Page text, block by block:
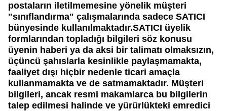
postaların iletilmemesine yönelik müşteri
"sınıflandırma" çalışmalarında sadece SATICI
bünyesinde kullanılmaktadır.SATICI üyelik
formlarından topladığı bilgileri söz konusu
üyenin haberi ya da aksi bir talimatı olmaksızın,
üçüncü şahıslarla kesinlikle paylaşmamakta,
faaliyet dışı hiçbir nedenle ticari amaçla
kullanmamakta ve de satmamaktadır. Müşteri
bilgileri, ancak resmi makamlarca bu bilgilerin
talep edilmesi halinde ve yürürlükteki emredici